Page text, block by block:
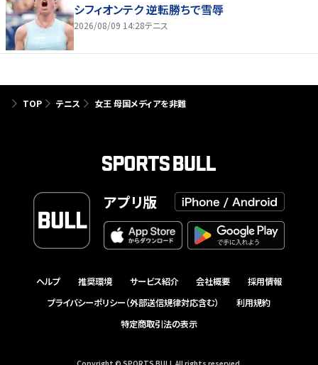
シフィオンテク 逆転勝ちで雪辱
2026/08/09 14:28テニス
TOP テニス 女王 母国メディアを非難
アプリ版
ヘルプ 推奨環境 サービス紹介 会社概要
採用情報
プライバシーポリシー（外部送信規律対応含む）
利用規約
特定商取引法の表示